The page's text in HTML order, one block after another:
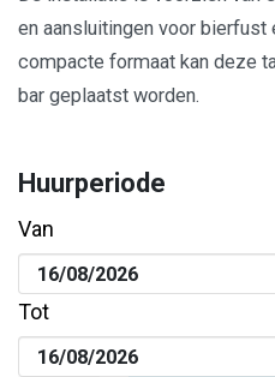
en aansluitingen voor bierfust
compacte formaat kan deze
bar geplaatst worden.
Huurperiode
Van
Tot